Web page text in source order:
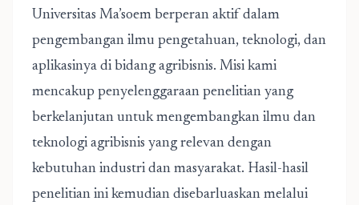
Universitas Ma’soem berperan aktif dalam
pengembangan ilmu pengetahuan, teknologi, dan
aplikasinya di bidang agribisnis. Misi kami
mencakup penyelenggaraan penelitian yang
berkelanjutan untuk mengembangkan ilmu dan
teknologi agribisnis yang relevan dengan
kebutuhan industri dan masyarakat. Hasil-hasil
penelitian ini kemudian disebarluaskan melalui